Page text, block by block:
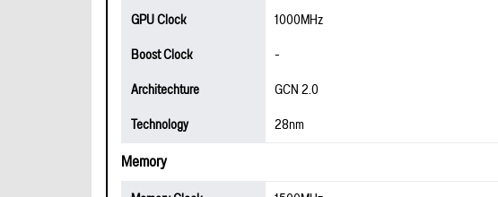
GPU Clock
1000MHz
Boost Clock
-
Architechture
GCN 2.0
Technology
28nm
Memory